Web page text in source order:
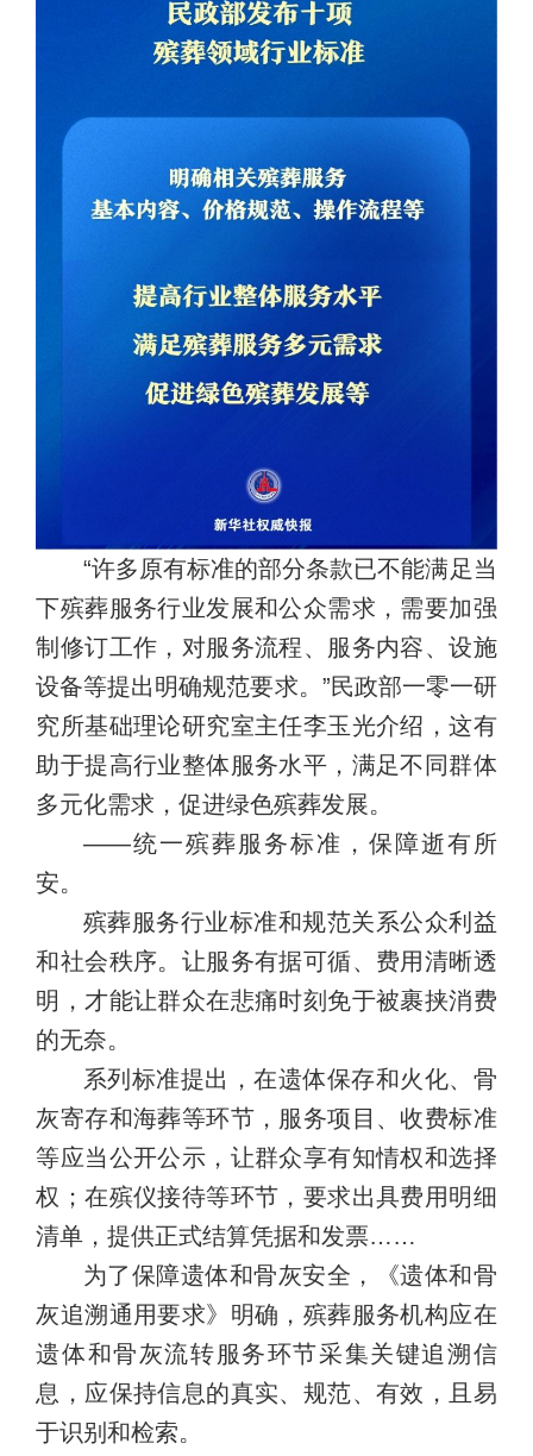
“许多原有标准的部分条款已不能满足当
下殡葬服务行业发展和公众需求，需要加强
制修订工作，对服务流程、服务内容、设施
设备等提出明确规范要求。”民政部一零一研
究所基础理论研究室主任李玉光介绍，这有
助于提高行业整体服务水平，满足不同群体
多元化需求，促进绿色殡葬发展。
——统一殡葬服务标准，保障逝有所
安。
殡葬服务行业标准和规范关系公众利益
和社会秩序。让服务有据可循、费用清晰透
明，才能让群众在悲痛时刻免于被裹挟消费
的无奈。
系列标准提出，在遗体保存和火化、骨
灰寄存和海葬等环节，服务项目、收费标准
等应当公开公示，让群众享有知情权和选择
权；在殡仪接待等环节，要求出具费用明细
清单，提供正式结算凭据和发票……
为了保障遗体和骨灰安全，《遗体和骨
灰追溯通用要求》明确，殡葬服务机构应在
遗体和骨灰流转服务环节采集关键追溯信
息，应保持信息的真实、规范、有效，且易
于识别和检索。